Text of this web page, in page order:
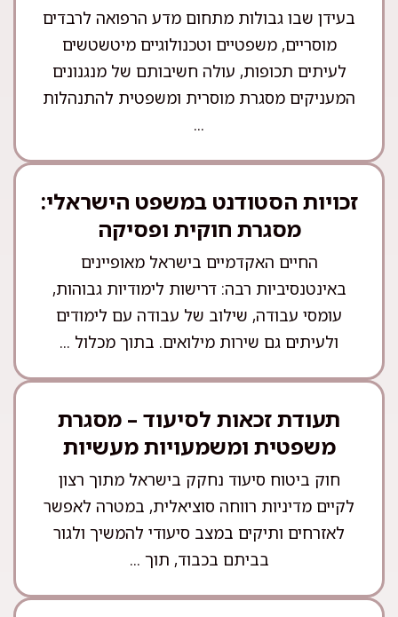
בעידן שבו גבולות מתחום מדע הרפואה לרבדים
מוסריים, משפטיים וטכנולוגיים מיטשטשים
לעיתים תכופות, עולה חשיבותם של מנגנונים
המעניקים מסגרת מוסרית ומשפטית להתנהלות
...
זכויות הסטודנט במשפט הישראלי:
מסגרת חוקית ופסיקה
החיים האקדמיים בישראל מאופיינים
באינטנסיביות רבה: דרישות לימודיות גבוהות,
עומסי עבודה, שילוב של עבודה עם לימודים
ולעיתים גם שירות מילואים. בתוך מכלול ...
תעודת זכאות לסיעוד – מסגרת
משפטית ומשמעויות מעשיות
חוק ביטוח סיעוד נחקק בישראל מתוך רצון
לקיים מדיניות רווחה סוציאלית, במטרה לאפשר
לאזרחים ותיקים במצב סיעודי להמשיך ולגור
בביתם בכבוד, תוך ...